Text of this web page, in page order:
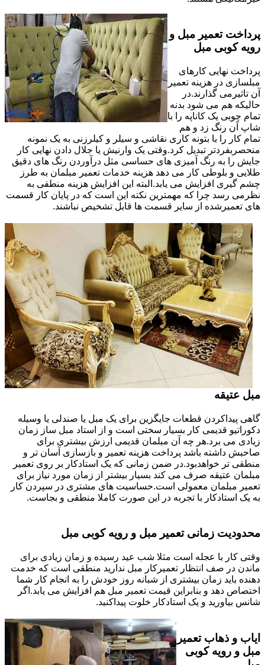
پرداخت تعمیر مبل و
رویه کوبی مبل
پرداخت نهایی کارهای
مبلسازی در هزینه تعمیر
آن تاثیرمی گذارند.در
حالیکه هم می شود بدنه
تمام چوبی یک کاناپه را با
شاپ آن رنگ زد و هم
تمام کار را با بتونه کاری نقاشی و سیلر و کیلرزنی به یک نمونه
منحصربفردتر تبدیل کرد.وقتی یک وارنیش یا جلال دادن نهایی کار
جایش را به رنگ آمیزی های حساسی مثل درآوردن رنگ های دقیق
طلایی و بلوطی کار می دهد هزینه خدمات تعمیر مبلمان به طرز
چشم گیری افزایش می یابد.البته این افزایش هزینه منطقی به
نظرمی رسد چرا که مهمترین نکته این است که در پایان کار قسمت
های تعمیرشده از سایر قسمت ها قابل تشخیص نباشند.
مبل عتیقه
گاهی پیداکردن قطعات جایگزین برای یک مبل یا صندلی یا وسیله
دکوراتیو قدیمی کار بسیار سختی است و از استاد مبل ساز زمان
زیادی می برد.هر چه آن مبلمان قدیمی ارزش بیشتری برای
صاحبش داشته باشد پرداخت هزینه تعمیر و بازسازی آسان تر و
منطقی تر خواهدبود.در ضمن زمانی که یک استادکار بر روی تعمیر
مبلمان عتیقه صرف می کند بسیار بیشتر از زمان مورد نیاز برای
تعمیر مبلمان معمولی است.حساسیت های مشتری در سپردن کار
به یک استادکار با تجربه در این صورت کاملا منطقی و بجاست.
محدودیت زمانی تعمیر مبل و رویه کوبی مبل
وقتی کار با عجله است مثلا شب عید رسیده و زمان زیادی برای
ماندن در صف انتظار تعمیرکار مبل ندارید منطقی است که خدمت
دهنده باید زمان بیشتری از شبانه روز خودش را به انجام کار شما
اختصاص دهد و بنابراین قیمت تعمیر مبل هم افزایش می یابد.اگر
شانس بیاورید و یک استادکار خلوت پیداکنید.
ایاب و ذهاب تعمیر
مبل و رویه کوبی